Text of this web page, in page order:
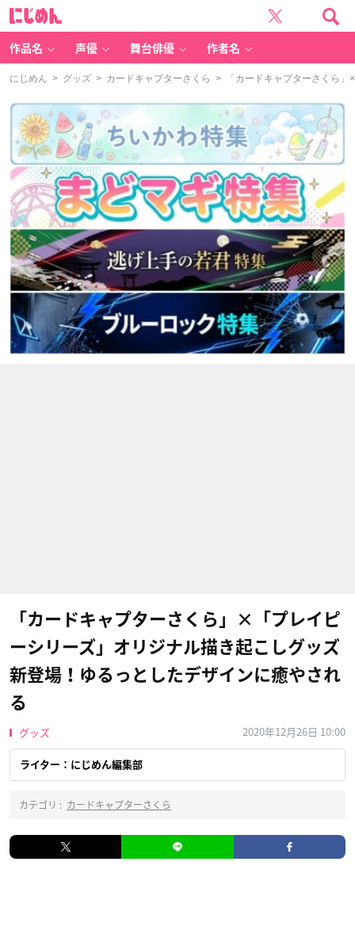
作品名 声優 舞台俳優 作者名
にじめん > グッズ > カードキャプターさくら > 「カードキャプターさくら」
「カードキャプターさくら」×「プレイピ
ーシリーズ」オリジナル描き起こしグッズ
新登場！ゆるっとしたデザインに癒やされ
る
グッズ 2020年12月26日 10:00
ライター：にじめん編集部
カテゴリ : カードキャプターさくら